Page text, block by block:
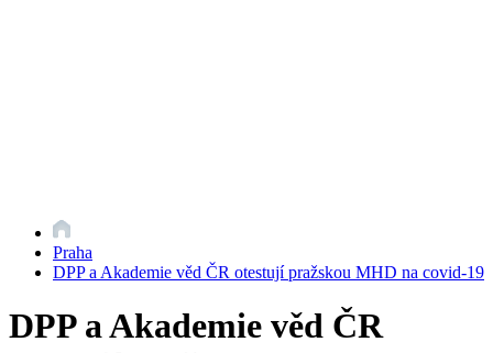
Praha
DPP a Akademie věd ČR otestují pražskou MHD na covid-19
DPP a Akademie věd ČR